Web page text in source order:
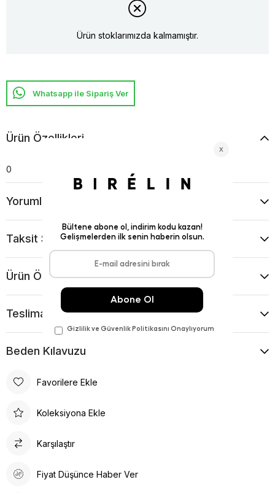
Ürün stoklarımızda kalmamıştır.
Whatsapp ile Sipariş Ver
Ürün Özellikleri
0
Yorumlar
Taksit Seçenekleri
Ürün Önerileri
Teslimat Ve İade Koşulları
Beden Kılavuzu
Favorilere Ekle
Koleksiyona Ekle
Karşılaştır
Fiyat Düşünce Haber Ver